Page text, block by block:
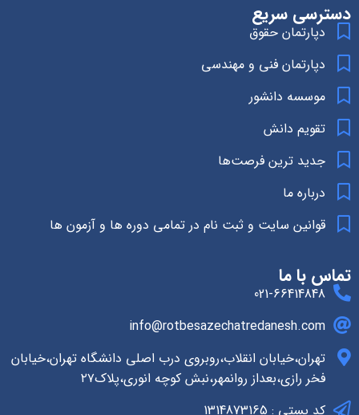
دسترسی سریع
دپارتمان حقوق
دپارتمان فنی و مهندسی
موسسه دانشور
تقویم دانش
جدید ترین فرصت‌ها
درباره ما
قوانین سایت و ثبت نام در تمامی دوره ها و آزمون ها
تماس با ما
021-66414848
info@rotbesazechatredanesh.com
تهران،خیابان انقلاب،روبروی درب اصلی دانشگاه تهران،خیابان
فخر رازی،بعداز روانمهر،نبش کوچه انوری،پلاک۲۷
کد پستی : 1314873165